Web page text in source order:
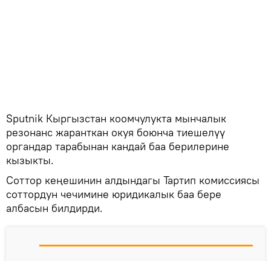
Sputnik Кыргызстан коомчулукта мынчалык
резонанс жаранткан окуя боюнча тиешелүү
органдар тарабынан кандай баа берилерине
кызыкты.
Соттор кеңешинин алдындагы Тартип комиссиясы
соттордун чечимине юридикалык баа бере
албасын билдирди.